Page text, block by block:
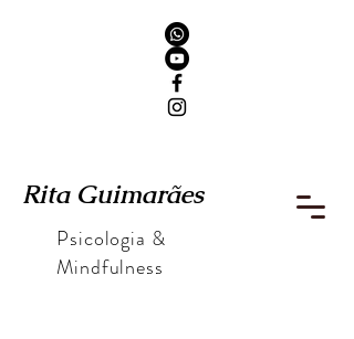
Rita Guimarães
Psicologia &
Mindfulness